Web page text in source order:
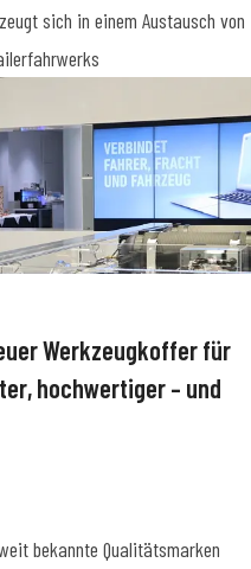
sich in einem Austausch von
Werkzeugkoffer für
hochwertiger – und
bekannte Qualitätsmarken